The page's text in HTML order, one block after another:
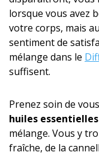
lorsque vous avez
votre corps, mais
sentiment de
mélange dans le
suffisent.
Prenez soin de
huiles
mélange. Vous y
fraîche, de la